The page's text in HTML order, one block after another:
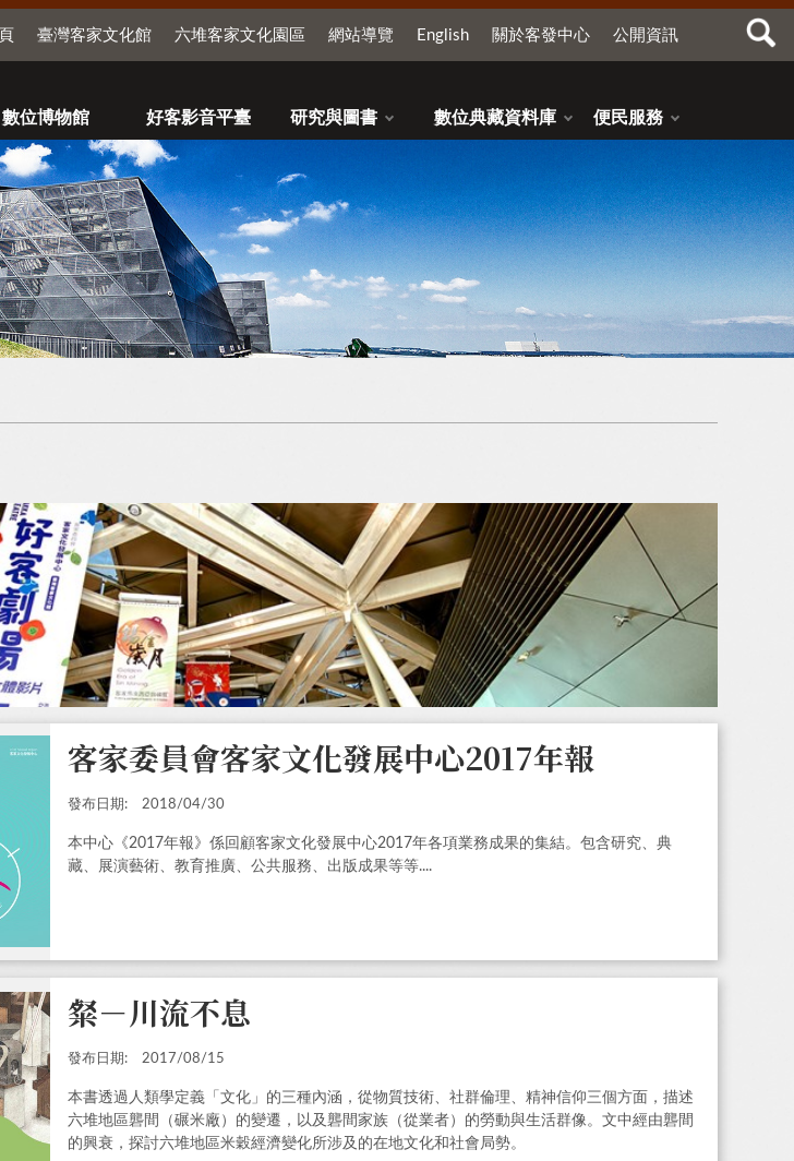
臺灣客家文化館 六堆客家文化園區 網站導覽 English 關於客發中心 公開資訊
數位博物館 好客影音平臺 研究與圖書 數位典藏資料庫 便民服務
客家委員會客家文化發展中心2017年報
發布日期: 2018/04/30
本中心《2017年報》係回顧客家文化發展中心2017年各項業務成果的集結。包含研究、典
藏、展演藝術、教育推廣、公共服務、出版成果等等....
粲－川流不息
發布日期: 2017/08/15
本書透過人類學定義「文化」的三種內涵，從物質技術、社群倫理、精神信仰三個方面，描述
六堆地區礱間（碾米廠）的變遷，以及礱間家族（從業者）的勞動與生活群像。文中經由礱間
的興衰，探討六堆地區米穀經濟變化所涉及的在地文化和社會局勢。